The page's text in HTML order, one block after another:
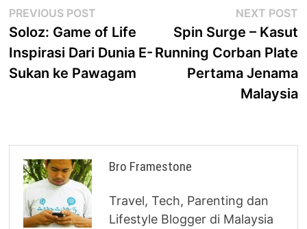
Post
navigation
PREVIOUS POST
post:
Soloz: Game of Life
Inspirasi Dari Dunia E-
Sukan ke Pawagam
NEXT POST
Spin Surge – Kasut
Running Corban Plate
Pertama Jenama
Malaysia
Bro Framestone
Travel, Tech, Parenting dan
Lifestyle Blogger di Malaysia